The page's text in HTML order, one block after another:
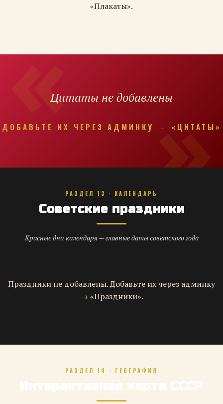
«Плакаты».
Цитаты не добавлены
ДОБАВЬТЕ ИХ ЧЕРЕЗ АДМИНКУ → «ЦИТАТЫ»
РАЗДЕЛ 13 · КАЛЕНДАРЬ
Советские праздники
Красные дни календаря — главные даты советского года
Праздники не добавлены. Добавьте их через админку
→ «Праздники».
РАЗДЕЛ 14 · ГЕОГРАФИЯ
Интерактивная карта СССР